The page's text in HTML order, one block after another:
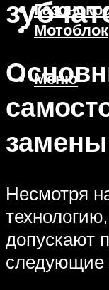
Мотоблок
Меню
замены
Несмотря
допускают
следующие